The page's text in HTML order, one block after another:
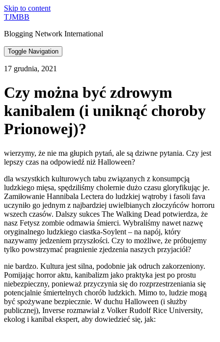
Skip to content
TJMBB
Blogging Network International
Toggle Navigation
17 grudnia, 2021
Czy można być zdrowym
kanibalem (i uniknąć choroby
Prionowej)?
wierzymy, że nie ma głupich pytań, ale są dziwne pytania. Czy jest
lepszy czas na odpowiedź niż Halloween?
dla wszystkich kulturowych tabu związanych z konsumpcją
ludzkiego mięsa, spędziliśmy cholernie dużo czasu gloryfikując je.
Zamiłowanie Hannibala Lectera do ludzkiej wątroby i fasoli fava
uczyniło go jednym z najbardziej uwielbianych złoczyńców horroru
wszech czasów. Dalszy sukces The Walking Dead potwierdza, że
nasz Fetysz zombie odmawia śmierci. Wybraliśmy nawet nazwę
oryginalnego ludzkiego ciastka-Soylent – na napój, który
nazywamy jedzeniem przyszłości. Czy to możliwe, że próbujemy
tylko powstrzymać pragnienie zjedzenia naszych przyjaciół?
nie bardzo. Kultura jest silna, podobnie jak odruch zakorzeniony.
Pomijając horror aktu, kanibalizm jako praktyka jest po prostu
niebezpieczny, ponieważ przyczynia się do rozprzestrzeniania się
potencjalnie śmiertelnych chorób ludzkich. Mimo to, ludzie mogą
być spożywane bezpiecznie. W duchu Halloween (i służby
publicznej), Inverse rozmawiał z Volker Rudolf Rice University,
ekolog i kanibal ekspert, aby dowiedzieć się, jak: